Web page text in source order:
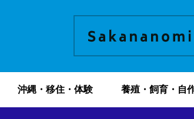
沖縄・移住・体験 養殖・飼育・自